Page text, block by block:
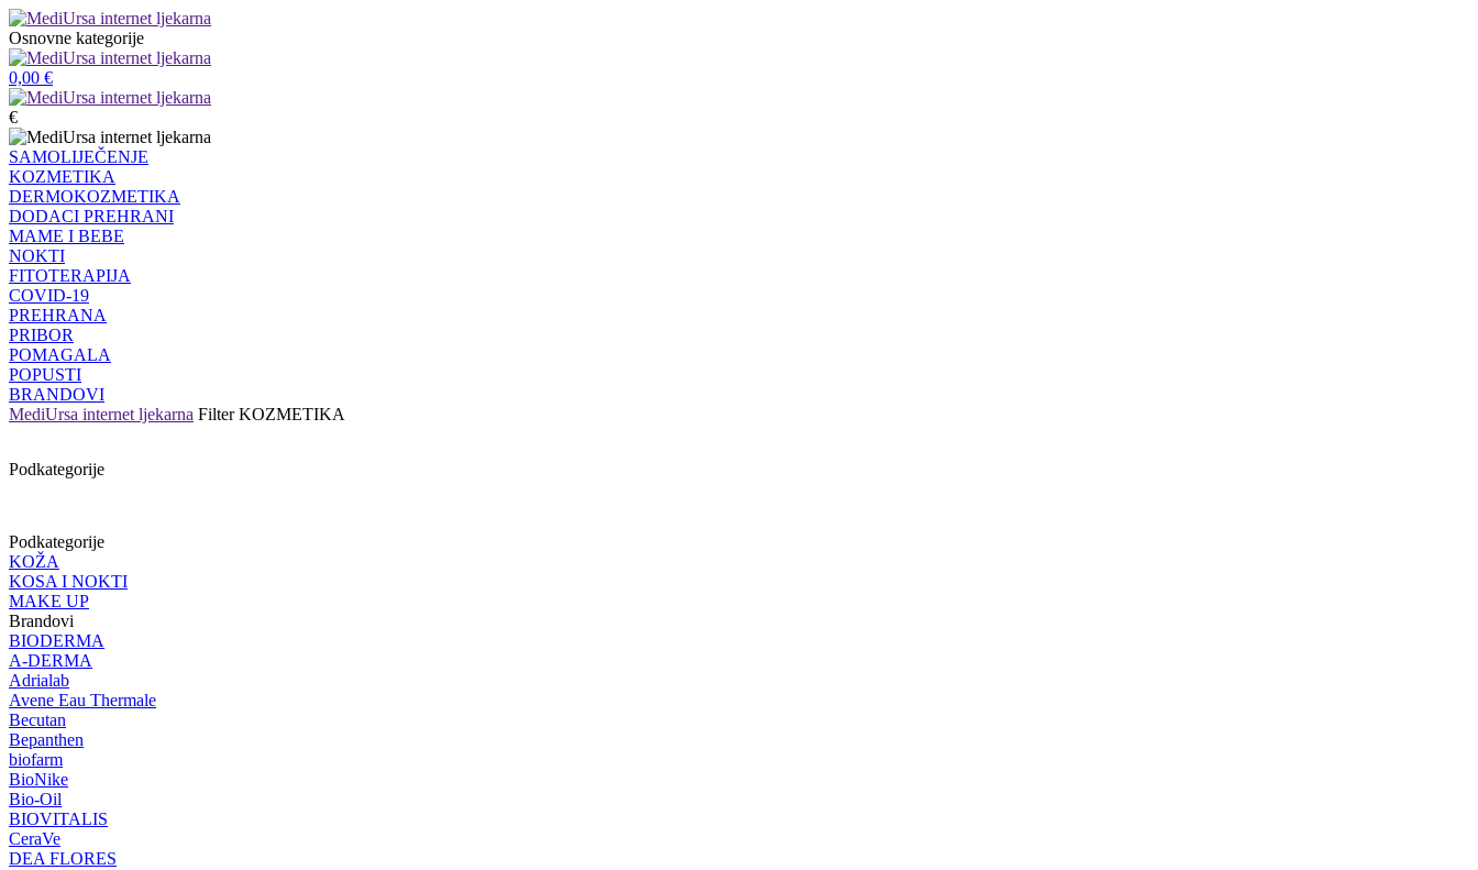
Osnovne kategorije
0,00 €
€
SAMOLIJEČENJE
KOZMETIKA
DERMOKOZMETIKA
DODACI PREHRANI
MAME I BEBE
NOKTI
FITOTERAPIJA
COVID-19
PREHRANA
PRIBOR
POMAGALA
POPUSTI
BRANDOVI
MediUrsa internet ljekarna Filter KOZMETIKA
Podkategorije
Podkategorije
KOŽA
KOSA I NOKTI
MAKE UP
Brandovi
BIODERMA
A-DERMA
Adrialab
Avene Eau Thermale
Becutan
Bepanthen
biofarm
BioNike
Bio-Oil
BIOVITALIS
CeraVe
DEA FLORES